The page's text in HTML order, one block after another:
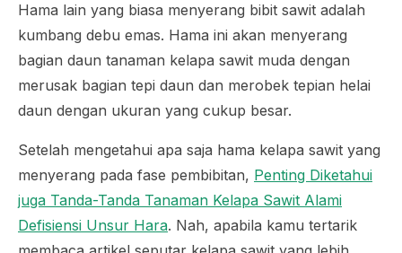
Hama lain yang biasa menyerang bibit sawit adalah
kumbang debu emas. Hama ini akan menyerang
bagian daun tanaman kelapa sawit muda dengan
merusak bagian tepi daun dan merobek tepian helai
daun dengan ukuran yang cukup besar.
Setelah mengetahui apa saja hama kelapa sawit yang
menyerang pada fase pembibitan, Penting Diketahui
juga Tanda-Tanda Tanaman Kelapa Sawit Alami
Defisiensi Unsur Hara. Nah, apabila kamu tertarik